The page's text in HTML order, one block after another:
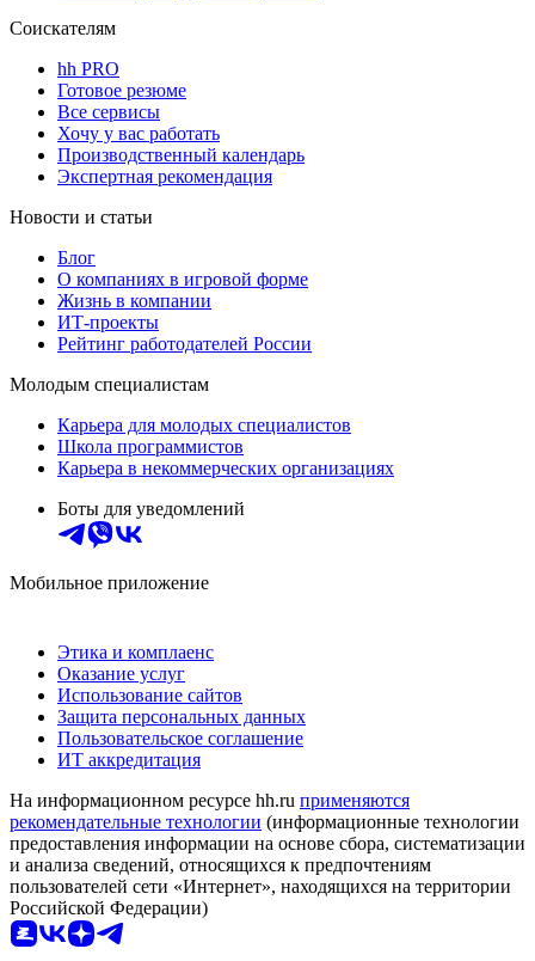
Соискателям
hh PRO
Готовое резюме
Все сервисы
Хочу у вас работать
Производственный календарь
Экспертная рекомендация
Новости и статьи
Блог
О компаниях в игровой форме
Жизнь в компании
ИТ-проекты
Рейтинг работодателей России
Молодым специалистам
Карьера для молодых специалистов
Школа программистов
Карьера в некоммерческих организациях
Боты для уведомлений
Мобильное приложение
Этика и комплаенс
Оказание услуг
Использование сайтов
Защита персональных данных
Пользовательское соглашение
ИТ аккредитация
На информационном ресурсе hh.ru применяются
рекомендательные технологии (информационные технологии
предоставления информации на основе сбора, систематизации
и анализа сведений, относящихся к предпочтениям
пользователей сети «Интернет», находящихся на территории
Российской Федерации)